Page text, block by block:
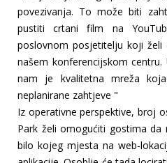
povezivanja. To može biti
pustiti crtani film na
poslovnom posjetitelju koji želi
našem konferencijskom
nam je kvalitetna mreža
neplanirane zahtjeve "
Iz operativne perspektive, broj
Park želi omogućiti gostima
bilo kojeg mjesta na web-